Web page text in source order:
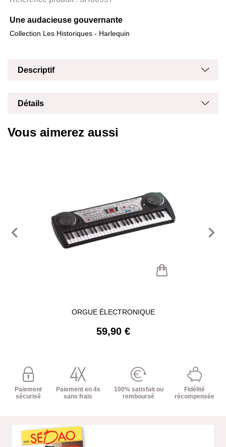
Une audacieuse gouvernante
Collection Les Historiques - Harlequin
Descriptif
Détails
Vous aimerez aussi
ORGUE ÉLECTRONIQUE
59,90 €
navigate_before navigate_next
Paiement
sécurisé
Paiement en 4x
sans frais
100% satisfait ou
remboursé
Fidélité
récompensée